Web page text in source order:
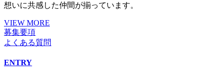
想いに共感した仲間が揃っています。
VIEW MORE
募集要項
よくある質問
ENTRY